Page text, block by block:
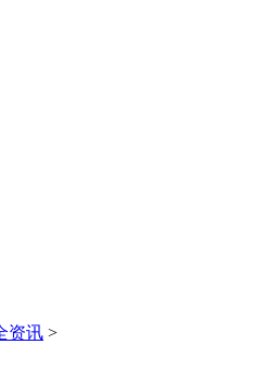
资讯 >